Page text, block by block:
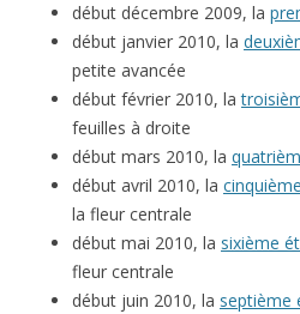
début décembre 2009, la
début janvier 2010, la
petite avancée
début février 2010, la
feuilles à droite
début mars 2010, la
début avril 2010, la
la fleur centrale
début mai 2010, la sixième
fleur centrale
début juin 2010, la septième